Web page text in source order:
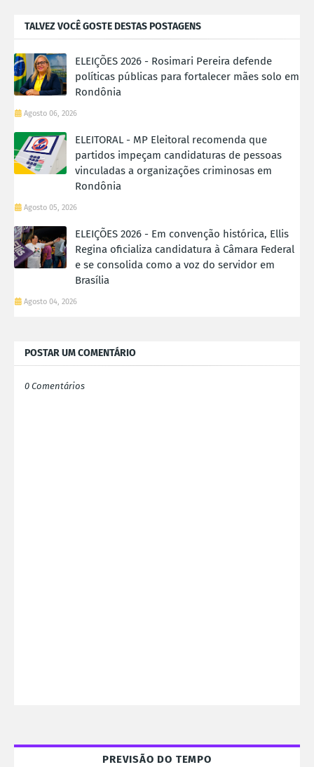
TALVEZ VOCÊ GOSTE DESTAS POSTAGENS
ELEIÇÕES 2026 - Rosimari Pereira defende
políticas públicas para fortalecer mães solo em
Rondônia
Agosto 06, 2026
ELEITORAL - MP Eleitoral recomenda que
partidos impeçam candidaturas de pessoas
vinculadas a organizações criminosas em
Rondônia
Agosto 05, 2026
ELEIÇÕES 2026 - Em convenção histórica, Ellis
Regina oficializa candidatura à Câmara Federal
e se consolida como a voz do servidor em
Brasília
Agosto 04, 2026
POSTAR UM COMENTÁRIO
0 Comentários
PREVISÃO DO TEMPO